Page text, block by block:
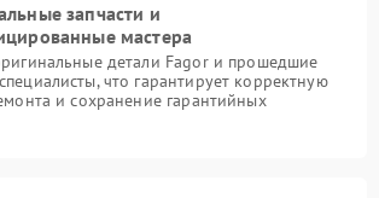
запчасти и
мастера
детали Fagor и прошедшие
что гарантирует корректную
и сохранение гарантийных